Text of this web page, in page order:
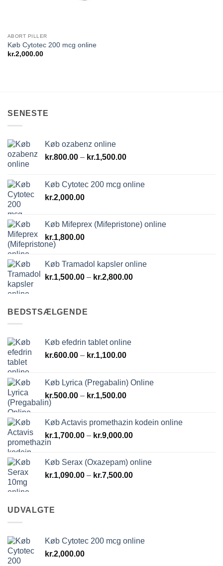
ABORT PILLER
Køb Cytotec 200 mcg online
kr.2,000.00
SENESTE
Køb ozabenz online
kr.800.00 – kr.1,500.00Prisinterval:
kr.1,500.00
Køb Cytotec 200 mcg online
kr.2,000.00
Køb Mifeprex (Mifepristone) online
kr.1,800.00
Køb Tramadol kapsler online
kr.1,500.00 – kr.2,800.00Prisinterval:
BEDSTSÆLGENDE
Køb efedrin tablet online
kr.600.00 – kr.1,100.00Prisinterval:
kr.1,100.00
Køb Lyrica (Pregabalin) Online
kr.500.00 – kr.1,500.00Prisinterval:
kr.1,500.00
Køb Actavis promethazin kodein online
kr.1,700.00 – kr.9,000.00Prisinterval:
kr.9,000.00
Køb Serax (Oxazepam) online
kr.1,090.00 – kr.7,500.00Prisinterval:
UDVALGTE
Køb Cytotec 200 mcg online
kr.2,000.00